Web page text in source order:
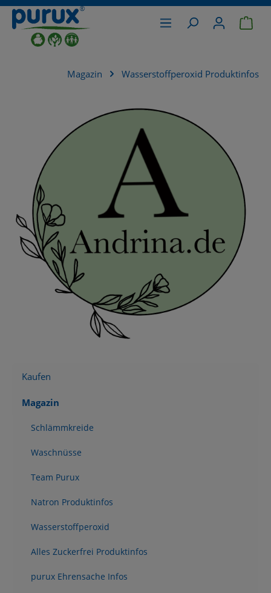
springen
Magazin Wasserstoffperoxid Produktinfos
Kaufen
Magazin
Schlämmkreide
Waschnüsse
Team Purux
Natron Produktinfos
Wasserstoffperoxid
Alles Zuckerfrei Produktinfos
purux Ehrensache Infos